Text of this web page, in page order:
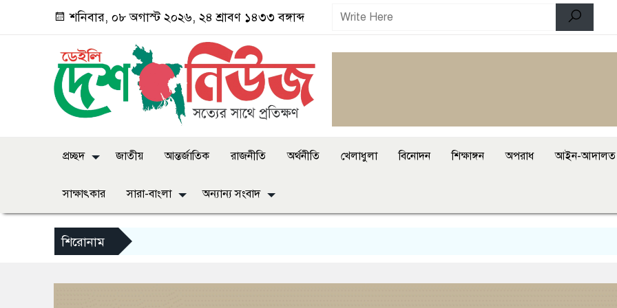
শনিবার, ০৮ অগাস্ট ২০২৬, ২৪ শ্রাবণ ১৪৩৩ বঙ্গাব্দ
প্রচ্ছদ জাতীয় আন্তর্জাতিক রাজনীতি অর্থনীতি খেলাধুলা বিনোদন শিক্ষাঙ্গন অপরাধ আইন-আদালত
সাক্ষাৎকার সারা-বাংলা অন্যান্য সংবাদ
শিরোনাম